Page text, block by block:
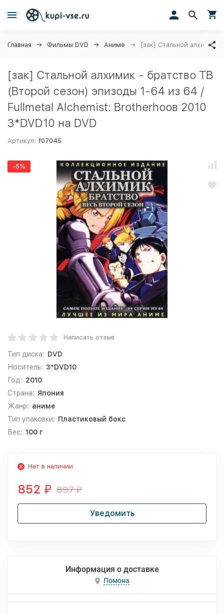
Главная Фильмы DVD Аниме [зак] Стальной алхимик
[зак] Стальной алхимик - братство ТВ
(Второй сезон) эпизоды 1-64 из 64 /
Fullmetal Alchemist: Brotherhоов 2010
3*DVD10 на DVD
Артикул: f07045
-5%
Написать отзыв
Тип диска: DVD
Носитель: 3*DVD10
Год: 2010
Страна: Япония
Жанр: аниме
Тип упаковки: Пластиковый бокс
Вес: 100 г
Нет в наличии
852 ₽ 897₽
Уведомить
Информация о доставке
Помона